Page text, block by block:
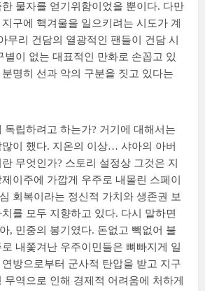
물자를 얻기위함이었을 뿐이다. 다만
구에 핵겨울을 일으키려는 시도가 계
무리 건담의 열광적인 팬들이 건담 시
별이 없는 대표적인 만화로 손꼽고 있
명히 선과 악의 구분을 짓고 있다는
독립하려고 하는가? 거기에 대해서는
이 했다. 지온의 이상… 샤아의 아버
무엇인가? 스토리 설정상 그것은 지
이주에 가깝게 우주로 내몰린 스페이
회복이라는 정신적 가치와 생존권 보
를 모두 지향하고 있다. 다시 말하면
, 민중의 봉기였다. 돈없고 빽없어 불
내쫓겨난 우주이민들은 뼈빠지게 일
방으로부터 군사적 탄압을 받고 지구
무역으로 인해 경제적 어려움에 처하게